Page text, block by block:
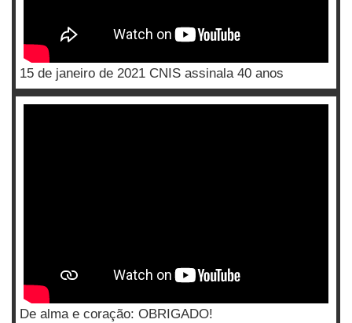
15 de janeiro de 2021 CNIS assinala 40 anos
De alma e coração: OBRIGADO!